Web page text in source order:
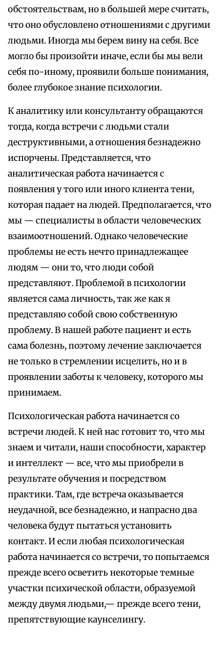
обстоятельствам, но в большей мере считать,
что оно обусловлено отношениями с другими
людьми. Иногда мы берем вину на себя. Все
могло бы произойти иначе, если бы мы вели
себя по-иному, проявили больше понимания,
более глубокое знание психологии.
К аналитику или консультанту обращаются
тогда, когда встречи с людьми стали
деструктивными, а отношения безнадежно
испорчены. Представляется, что
аналитическая работа начинается с
появления у того или иного клиента тени,
которая падает на людей. Предполагается, что
мы — специалисты в области человеческих
взаимоотношений. Однако человеческие
проблемы не есть нечто принадлежащее
людям — они то, что люди собой
представляют. Проблемой в психологии
является сама личность, так же как я
представляю собой свою собственную
проблему. В нашей работе пациент и есть
сама болезнь, поэтому лечение заключается
не только в стремлении исцелить, но и в
проявлении заботы к человеку, которого мы
принимаем.
Психологическая работа начинается со
встречи людей. К ней нас готовит то, что мы
знаем и читали, наши способности, характер
и интеллект — все, что мы приобрели в
результате обучения и посредством
практики. Там, где встреча оказывается
неудачной, все безнадежно, и напрасно два
человека будут пытаться установить
контакт. И если любая психологическая
работа начинается со встречи, то попытаемся
прежде всего осветить некоторые темные
участки психической области, образуемой
между двумя людьми,— прежде всего тени,
препятствующие каунселингу.